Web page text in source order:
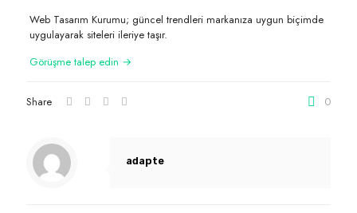
Web Tasarım Kurumu; güncel trendleri markanıza uygun biçimde
uygulayarak siteleri ileriye taşır.
Görüşme talep edin →
Share 0
adapte